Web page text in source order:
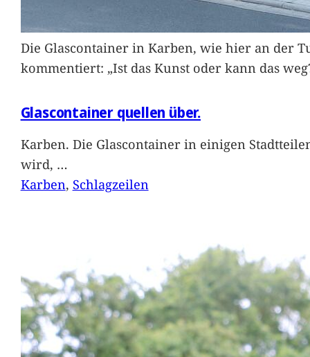
Die Glascontainer in Karben, wie hier an der
kommentiert: „Ist das Kunst oder kann das
Glascontainer quellen über.
Karben. Die Glascontainer in einigen
wird, …
Karben, Schlagzeilen